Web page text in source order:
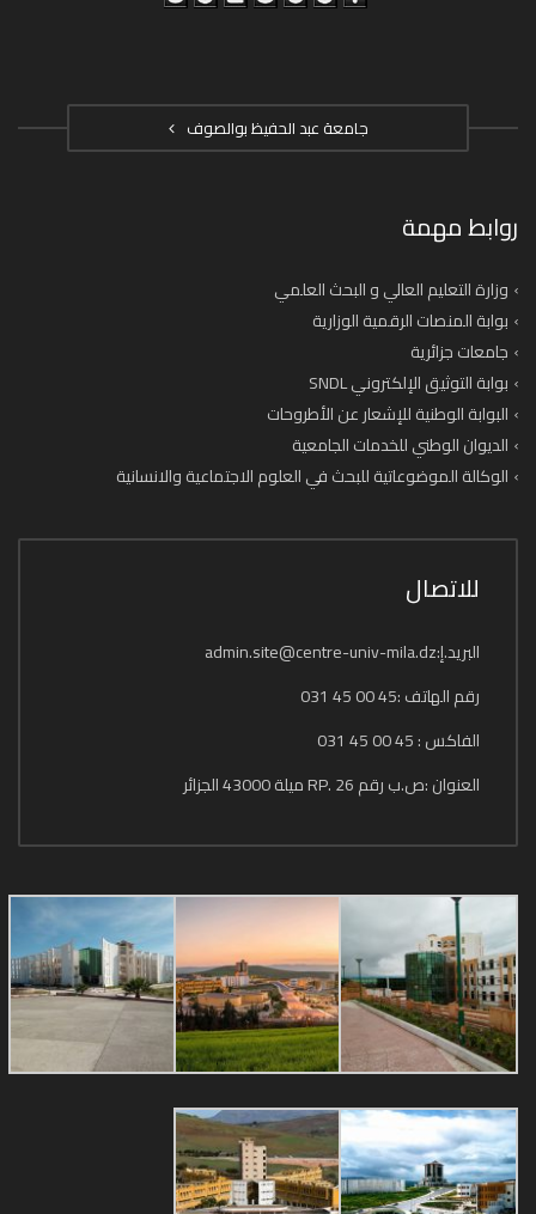
جامعة عبد الحفيظ بوالصوف
روابط مهمة
وزارة التعليم العالي و البحث العلمي
بوابة المنصات الرقمية الوزارية
جامعات جزائرية
بوابة التوثيق الإلكتروني SNDL
البوابة الوطنية للإشعار عن الأطروحات
الديوان الوطني للخدمات الجامعية
الوكالة الموضوعاتية للبحث في العلوم الاجتماعية والانسانية
للاتصال
البريد.إ:admin.site@centre-univ-mila.dz
رقم الهاتف :45 00 45 031
الفاكس : 45 00 45 031
العنوان :ص.ب رقم 26 .RP ميلة 43000 الجزائر